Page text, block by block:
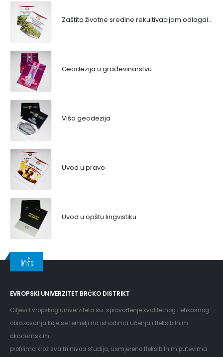
Zaštita životne sredine rekultivacijom odlagališta
Geodezija u građevinarstvu
Viša geodezija
Uvod u pravo
Uvod u opštu lingvistiku
Info
EVROPSKI UNIVERZITET BRČKO DISTRIKT
Ciljevi Evropskog univerziteta su: sprovođenje kvalitetnog i efikasnog
obrazovanja koje se temelji na ishodima učenja i fleksibilnim
akademskim
profilima kroz sva tri nivoa studija, usmjereno fleksibilnim putevima